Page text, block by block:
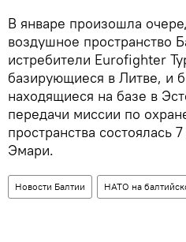
В январе произошла
воздушное пространство
истребители Eurofighter
базирующиеся в Литве, и
находящиеся на базе в
передачи миссии по
пространства состоялась
Эмари.
Новости Балтии НАТО на